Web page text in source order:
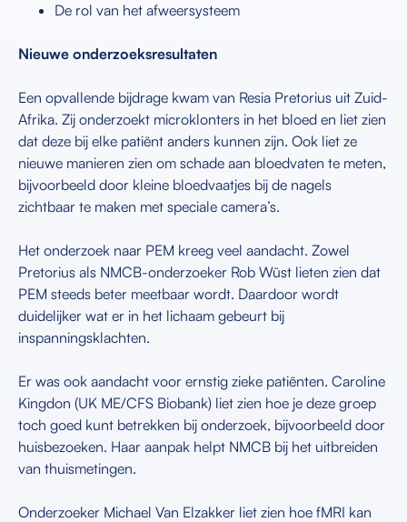
De rol van het afweersysteem
Nieuwe onderzoeksresultaten
Een opvallende bijdrage kwam van Resia Pretorius uit Zuid-
Afrika. Zij onderzoekt microklonters in het bloed en liet zien
dat deze bij elke patiënt anders kunnen zijn. Ook liet ze
nieuwe manieren zien om schade aan bloedvaten te meten,
bijvoorbeeld door kleine bloedvaatjes bij de nagels
zichtbaar te maken met speciale camera’s.
Het onderzoek naar PEM kreeg veel aandacht. Zowel
Pretorius als NMCB-onderzoeker Rob Wüst lieten zien dat
PEM steeds beter meetbaar wordt. Daardoor wordt
duidelijker wat er in het lichaam gebeurt bij
inspanningsklachten.
Er was ook aandacht voor ernstig zieke patiënten. Caroline
Kingdon (UK ME/CFS Biobank) liet zien hoe je deze groep
toch goed kunt betrekken bij onderzoek, bijvoorbeeld door
huisbezoeken. Haar aanpak helpt NMCB bij het uitbreiden
van thuismetingen.
Onderzoeker Michael Van Elzakker liet zien hoe fMRI kan